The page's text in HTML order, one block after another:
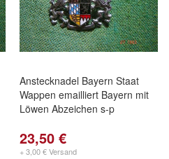
Anstecknadel Bayern Staat
Wappen emailliert Bayern mit
Löwen Abzeichen s-p
23,50 €
+ 3,00 € Versand